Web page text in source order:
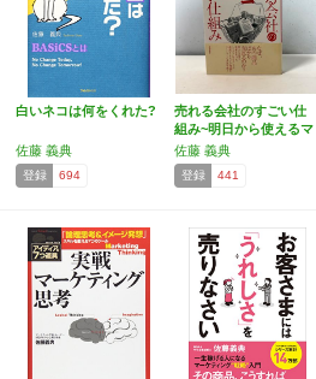
白いネコは何をくれた?
佐藤 義典
登録 694
売れる会社のすごい仕
組み~明日から使えるマ
ー…
佐藤 義典
登録 441